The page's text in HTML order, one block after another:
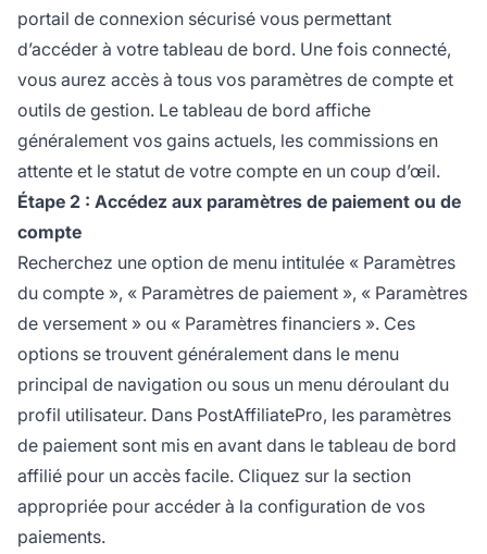
portail de connexion sécurisé vous permettant
d’accéder à votre tableau de bord. Une fois connecté,
vous aurez accès à tous vos paramètres de compte et
outils de gestion. Le tableau de bord affiche
généralement vos gains actuels, les commissions en
attente et le statut de votre compte en un coup d’œil.
Étape 2 : Accédez aux paramètres de paiement ou de
compte
Recherchez une option de menu intitulée « Paramètres
du compte », « Paramètres de paiement », « Paramètres
de versement » ou « Paramètres financiers ». Ces
options se trouvent généralement dans le menu
principal de navigation ou sous un menu déroulant du
profil utilisateur. Dans PostAffiliatePro, les paramètres
de paiement sont mis en avant dans le tableau de bord
affilié pour un accès facile. Cliquez sur la section
appropriée pour accéder à la configuration de vos
paiements.